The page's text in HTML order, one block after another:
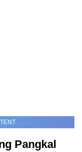
Pangkal